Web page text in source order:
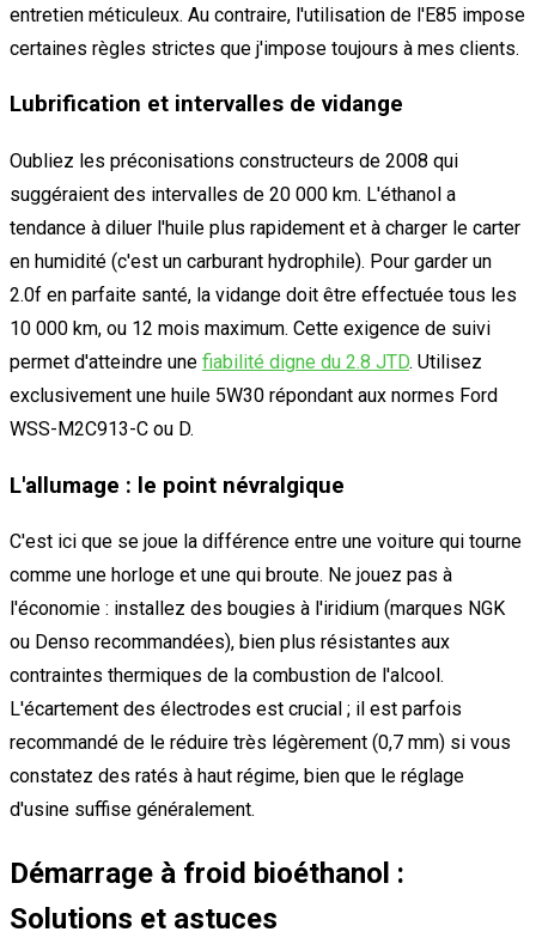
entretien méticuleux. Au contraire, l'utilisation de l'E85 impose
certaines règles strictes que j'impose toujours à mes clients.
Lubrification et intervalles de vidange
Oubliez les préconisations constructeurs de 2008 qui
suggéraient des intervalles de 20 000 km. L'éthanol a
tendance à diluer l'huile plus rapidement et à charger le carter
en humidité (c'est un carburant hydrophile). Pour garder un
2.0f en parfaite santé, la vidange doit être effectuée tous les
10 000 km, ou 12 mois maximum. Cette exigence de suivi
permet d'atteindre une fiabilité digne du 2.8 JTD. Utilisez
exclusivement une huile 5W30 répondant aux normes Ford
WSS-M2C913-C ou D.
L'allumage : le point névralgique
C'est ici que se joue la différence entre une voiture qui tourne
comme une horloge et une qui broute. Ne jouez pas à
l'économie : installez des bougies à l'iridium (marques NGK
ou Denso recommandées), bien plus résistantes aux
contraintes thermiques de la combustion de l'alcool.
L'écartement des électrodes est crucial ; il est parfois
recommandé de le réduire très légèrement (0,7 mm) si vous
constatez des ratés à haut régime, bien que le réglage
d'usine suffise généralement.
Démarrage à froid bioéthanol :
Solutions et astuces